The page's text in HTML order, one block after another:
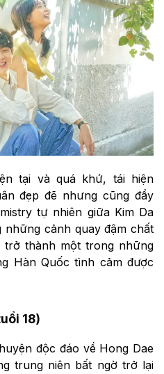
tại và quá khứ, tái hiện
đẹp đẽ nhưng cũng đầy
tự nhiên giữa Kim Da
những cảnh quay đậm chất
trở thành một trong những
Hàn Quốc tình cảm được
18)
độc đáo về Hong Dae
trung niên bất ngờ trở lại